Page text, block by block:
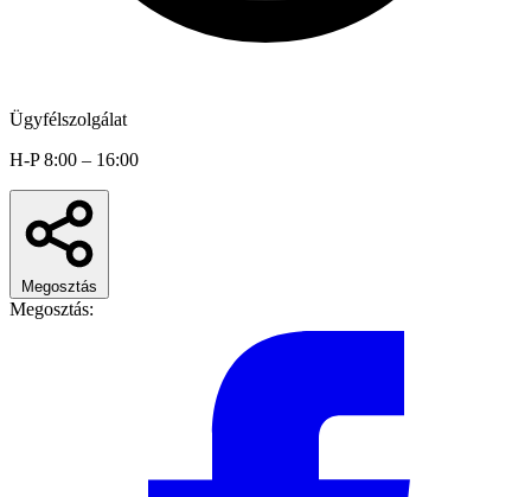
Ügyfélszolgálat
H-P 8:00 – 16:00
Megosztás
Megosztás: